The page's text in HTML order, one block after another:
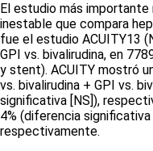
El estudio más importante
inestable que compara
fue el estudio ACUITY13
GPI vs. bivalirudina, en
y stent). ACUITY mostró
vs. bivalirudina + GPI vs.
significativa [NS]),
4% (diferencia
respectivamente.